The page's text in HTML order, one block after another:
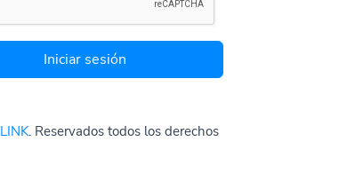
Iniciar sesión
LINK. Reservados todos los derechos